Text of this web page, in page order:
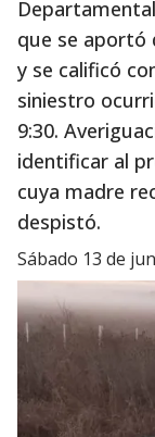
que se aportó
y se calificó
siniestro
9:30.
identificar al
cuya madre
despistó.
sábado 13 de